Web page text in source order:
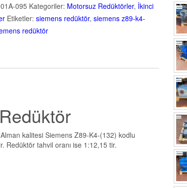
095 Kategoriler: Motorsuz Redüktörler, İkinci
Etiketler: siemens redüktör, siemens z89-k4-
redüktör
kalitesi Siemens Z89-K4-(132) kodlu
Redüktör tahvil oranı ise 1:12,15 tir.